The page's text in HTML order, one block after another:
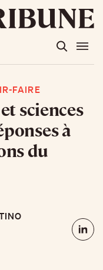
FAIRE
sciences
à
du